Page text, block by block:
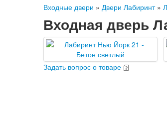
Входные двери » Двери Лабиринт»
Входная дверь
Задать вопрос о товаре